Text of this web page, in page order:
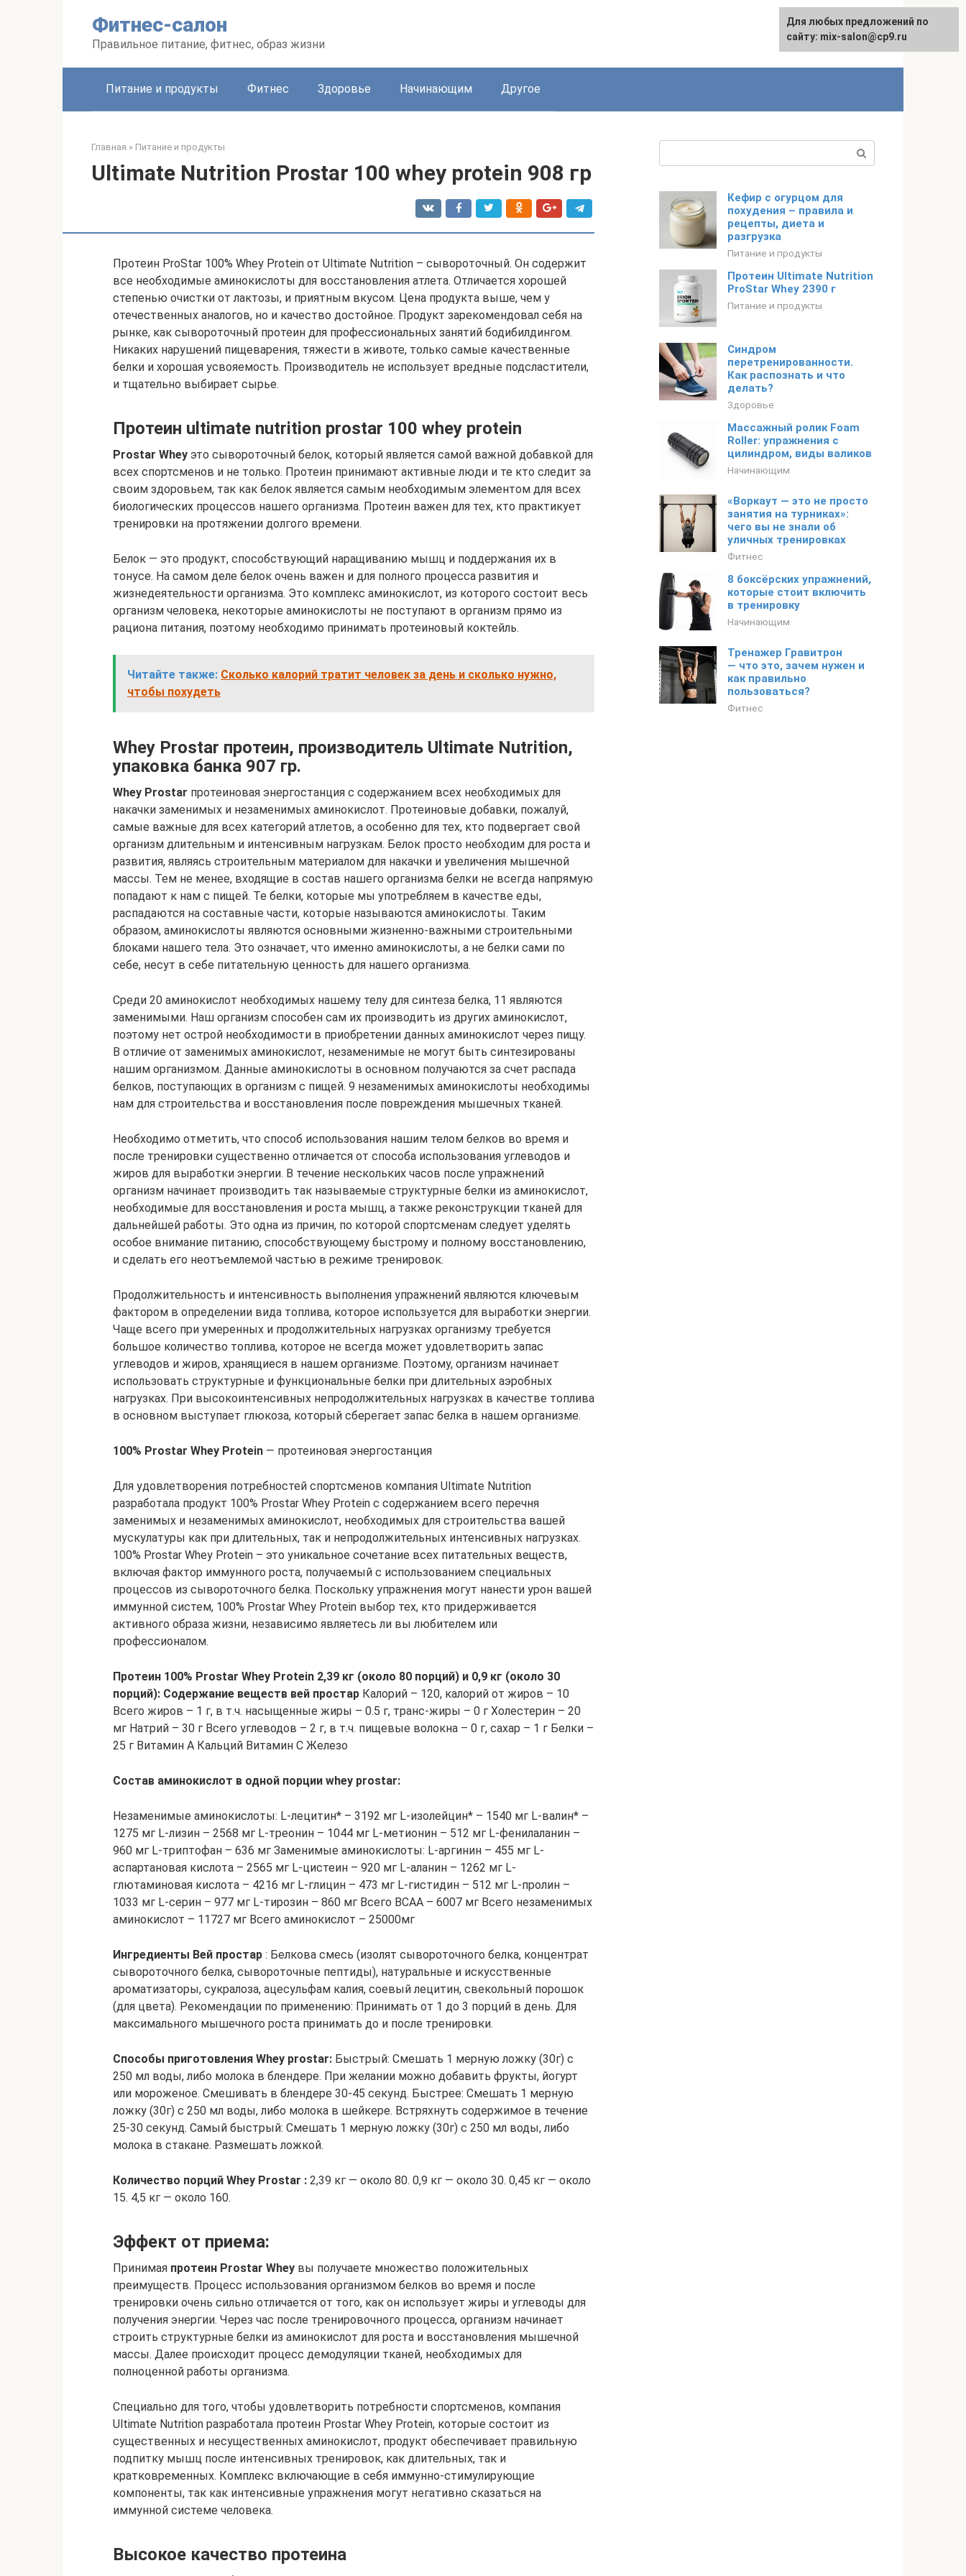
Фитнес-салон
Правильное питание, фитнес, образ жизни
Питание и продукты Фитнес Здоровье Начинающим Другое
Главная » Питание и продукты
Ultimate Nutrition Prostar 100 whey protein 908 гр
Протеин ProStar 100% Whey Protein от Ultimate Nutrition – сывороточный. Он содержит
все необходимые аминокислоты для восстановления атлета. Отличается хорошей
степенью очистки от лактозы, и приятным вкусом. Цена продукта выше, чем у
отечественных аналогов, но и качество достойное. Продукт зарекомендовал себя на
рынке, как сывороточный протеин для профессиональных занятий бодибилдингом.
Никаких нарушений пищеварения, тяжести в животе, только самые качественные
белки и хорошая усвояемость. Производитель не использует вредные подсластители,
и тщательно выбирает сырье.
Протеин ultimate nutrition prostar 100 whey protein
Prostar Whey это сывороточный белок, который является самой важной добавкой для
всех спортсменов и не только. Протеин принимают активные люди и те кто следит за
своим здоровьем, так как белок является самым необходимым элементом для всех
биологических процессов нашего организма. Протеин важен для тех, кто практикует
тренировки на протяжении долгого времени.
Белок — это продукт, способствующий наращиванию мышц и поддержания их в
тонусе. На самом деле белок очень важен и для полного процесса развития и
жизнедеятельности организма. Это комплекс аминокислот, из которого состоит весь
организм человека, некоторые аминокислоты не поступают в организм прямо из
рациона питания, поэтому необходимо принимать протеиновый коктейль.
Читайте также: Сколько калорий тратит человек за день и сколько нужно,
чтобы похудеть
Whey Prostar протеин, производитель Ultimate Nutrition,
упаковка банка 907 гр.
Whey Prostar протеиновая энергостанция с содержанием всех необходимых для
накачки заменимых и незаменимых аминокислот. Протеиновые добавки, пожалуй,
самые важные для всех категорий атлетов, а особенно для тех, кто подвергает свой
организм длительным и интенсивным нагрузкам. Белок просто необходим для роста и
развития, являясь строительным материалом для накачки и увеличения мышечной
массы. Тем не менее, входящие в состав нашего организма белки не всегда напрямую
попадают к нам с пищей. Те белки, которые мы употребляем в качестве еды,
распадаются на составные части, которые называются аминокислоты. Таким
образом, аминокислоты являются основными жизненно-важными строительными
блоками нашего тела. Это означает, что именно аминокислоты, а не белки сами по
себе, несут в себе питательную ценность для нашего организма.
Среди 20 аминокислот необходимых нашему телу для синтеза белка, 11 являются
заменимыми. Наш организм способен сам их производить из других аминокислот,
поэтому нет острой необходимости в приобретении данных аминокислот через пищу.
В отличие от заменимых аминокислот, незаменимые не могут быть синтезированы
нашим организмом. Данные аминокислоты в основном получаются за счет распада
белков, поступающих в организм с пищей. 9 незаменимых аминокислоты необходимы
нам для строительства и восстановления после повреждения мышечных тканей.
Необходимо отметить, что способ использования нашим телом белков во время и
после тренировки существенно отличается от способа использования углеводов и
жиров для выработки энергии. В течение нескольких часов после упражнений
организм начинает производить так называемые структурные белки из аминокислот,
необходимые для восстановления и роста мышц, а также реконструкции тканей для
дальнейшей работы. Это одна из причин, по которой спортсменам следует уделять
особое внимание питанию, способствующему быстрому и полному восстановлению,
и сделать его неотъемлемой частью в режиме тренировок.
Продолжительность и интенсивность выполнения упражнений являются ключевым
фактором в определении вида топлива, которое используется для выработки энергии.
Чаще всего при умеренных и продолжительных нагрузках организму требуется
большое количество топлива, которое не всегда может удовлетворить запас
углеводов и жиров, хранящиеся в нашем организме. Поэтому, организм начинает
использовать структурные и функциональные белки при длительных аэробных
нагрузках. При высокоинтенсивных непродолжительных нагрузках в качестве топлива
в основном выступает глюкоза, который сберегает запас белка в нашем организме.
100% Prostar Whey Protein — протеиновая энергостанция
Для удовлетворения потребностей спортсменов компания Ultimate Nutrition
разработала продукт 100% Prostar Whey Protein с содержанием всего перечня
заменимых и незаменимых аминокислот, необходимых для строительства вашей
мускулатуры как при длительных, так и непродолжительных интенсивных нагрузках.
100% Prostar Whey Protein – это уникальное сочетание всех питательных веществ,
включая фактор иммунного роста, получаемый с использованием специальных
процессов из сывороточного белка. Поскольку упражнения могут нанести урон вашей
иммунной систем, 100% Prostar Whey Protein выбор тех, кто придерживается
активного образа жизни, независимо являетесь ли вы любителем или
профессионалом.
Протеин 100% Prostar Whey Protein 2,39 кг (около 80 порций) и 0,9 кг (около 30
порций): Содержание веществ вей простар Калорий – 120, калорий от жиров – 10
Всего жиров – 1 г, в т.ч. насыщенные жиры – 0.5 г, транс-жиры – 0 г Холестерин – 20
мг Натрий – 30 г Всего углеводов – 2 г, в т.ч. пищевые волокна – 0 г, сахар – 1 г Белки –
25 г Витамин А Кальций Витамин С Железо
Состав аминокислот в одной порции whey prostar:
Незаменимые аминокислоты: L-лецитин* – 3192 мг L-изолейцин* – 1540 мг L-валин* –
1275 мг L-лизин – 2568 мг L-треонин – 1044 мг L-метионин – 512 мг L-фенилаланин –
960 мг L-триптофан – 636 мг Заменимые аминокислоты: L-аргинин – 455 мг L-
аспартановая кислота – 2565 мг L-цистеин – 920 мг L-аланин – 1262 мг L-
глютаминовая кислота – 4216 мг L-глицин – 473 мг L-гистидин – 512 мг L-пролин –
1033 мг L-серин – 977 мг L-тирозин – 860 мг Всего BCAA – 6007 мг Всего незаменимых
аминокислот – 11727 мг Всего аминокислот – 25000мг
Ингредиенты Вей простар : Белкова смесь (изолят сывороточного белка, концентрат
сывороточного белка, сывороточные пептиды), натуральные и искусственные
ароматизаторы, сукралоза, ацесульфам калия, соевый лецитин, свекольный порошок
(для цвета). Рекомендации по применению: Принимать от 1 до 3 порций в день. Для
максимального мышечного роста принимать до и после тренировки.
Способы приготовления Whey prostar: Быстрый: Смешать 1 мерную ложку (30г) с
250 мл воды, либо молока в блендере. При желании можно добавить фрукты, йогурт
или мороженое. Смешивать в блендере 30-45 секунд. Быстрее: Смешать 1 мерную
ложку (30г) с 250 мл воды, либо молока в шейкере. Встряхнуть содержимое в течение
25-30 секунд. Самый быстрый: Смешать 1 мерную ложку (30г) с 250 мл воды, либо
молока в стакане. Размешать ложкой.
Количество порций Whey Prostar : 2,39 кг — около 80. 0,9 кг — около 30. 0,45 кг — около
15. 4,5 кг — около 160.
Эффект от приема:
Принимая протеин Prostar Whey вы получаете множество положительных
преимуществ. Процесс использования организмом белков во время и после
тренировки очень сильно отличается от того, как он использует жиры и углеводы для
получения энергии. Через час после тренировочного процесса, организм начинает
строить структурные белки из аминокислот для роста и восстановления мышечной
массы. Далее происходит процесс демодуляции тканей, необходимых для
полноценной работы организма.
Специально для того, чтобы удовлетворить потребности спортсменов, компания
Ultimate Nutrition разработала протеин Prostar Whey Protein, которые состоит из
существенных и несущественных аминокислот, продукт обеспечивает правильную
подпитку мышц после интенсивных тренировок, как длительных, так и
кратковременных. Комплекс включающие в себя иммунно-стимулирующие
компоненты, так как интенсивные упражнения могут негативно сказаться на
иммунной системе человека.
Высокое качество протеина
Кефир с огурцом для
похудения – правила и
рецепты, диета и
разгрузка
Питание и продукты
Протеин Ultimate Nutrition
ProStar Whey 2390 г
Питание и продукты
Синдром
перетренированности.
Как распознать и что
делать?
Здоровье
Массажный ролик Foam
Roller: упражнения с
цилиндром, виды валиков
Начинающим
«Воркаут — это не просто
занятия на турниках»:
чего вы не знали об
уличных тренировках
Фитнес
8 боксёрских упражнений,
которые стоит включить
в тренировку
Начинающим
Тренажер Гравитрон
— что это, зачем нужен и
как правильно
пользоваться?
Фитнес
Для любых предложений по
сайту: mix-salon@cp9.ru